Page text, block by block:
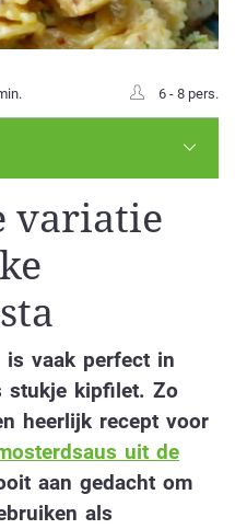
6 - 8 pers.
variatie
is vaak perfect in
stukje kipfilet. Zo
heerlijk recept voor
uit de
aan gedacht om
als